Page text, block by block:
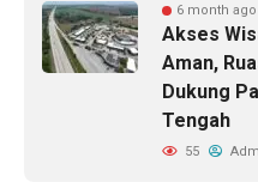
6 month ago
Akses
Aman,
Dukung
Tengah
55